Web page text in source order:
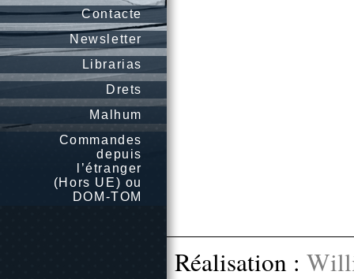
Contacte
Newsletter
Librarias
Drets
Malhum
Commandes
depuis
l’étranger
(Hors UE) ou
DOM-TOM
Réalisation :